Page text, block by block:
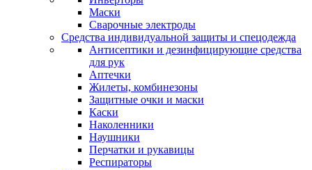
Маски
Сварочные электроды
Средства индивидуальной защиты и спецодежда
Антисептики и дезинфицирующие средства
для рук
Аптечки
Жилеты, комбинезоны
Защитные очки и маски
Каски
Наколенники
Наушники
Перчатки и рукавицы
Респираторы